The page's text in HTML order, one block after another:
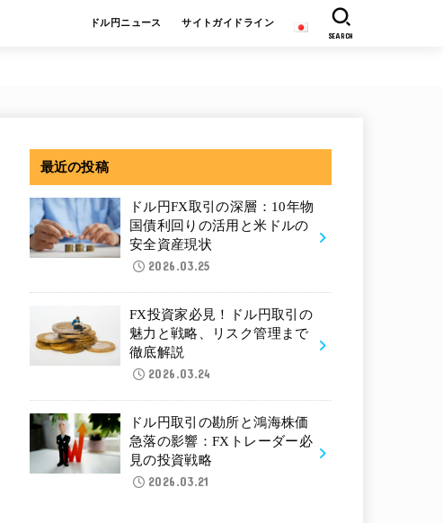
ドル円ニュース サイトガイドライン
SEARCH
最近の投稿
ドル円FX取引の深層：10年物
国債利回りの活用と米ドルの
安全資産現状
2026.03.25
FX投資家必見！ドル円取引の
魅力と戦略、リスク管理まで
徹底解説
2026.03.24
ドル円取引の勘所と鴻海株価
急落の影響：FXトレーダー必
見の投資戦略
2026.03.21